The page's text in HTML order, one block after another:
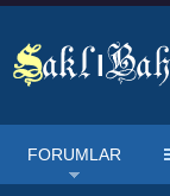
FORUMLAR